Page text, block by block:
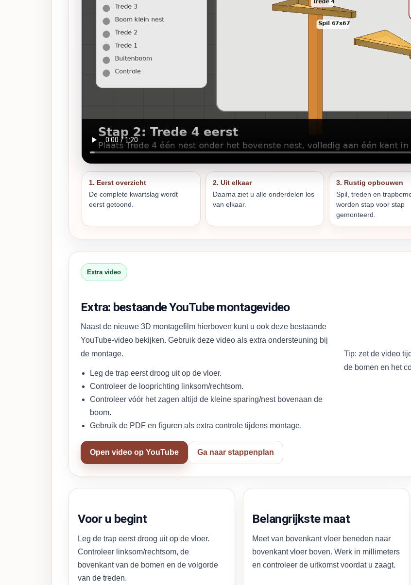
1. Eerst overzicht
De complete kwartslag wordt
eerst getoond.
2. Uit elkaar
Daarna ziet u alle onderdelen los
van elkaar.
3. Rustig opbouwen
Spil, treden en
worden stap voor stap
gemonteerd.
Extra video
Extra: bestaande YouTube montagevideo
Naast de nieuwe 3D montagefilm hierboven kunt u ook deze bestaande
YouTube-video bekijken. Gebruik deze video als extra ondersteuning bij
de montage.
Leg de trap eerst droog uit op de vloer.
Controleer de looprichting linksom/rechtsom.
Controleer vóór het zagen altijd de kleine sparing/nest bovenaan de
boom.
Gebruik de PDF en figuren als extra controle tijdens montage.
Open video op YouTube Ga naar stappenplan
Tip: zet de video
de bomen en het
Voor u begint
Leg de trap eerst droog uit op de vloer.
Controleer linksom/rechtsom, de
bovenkant van de bomen en de volgorde
van de treden.
Belangrijkste maat
Meet van bovenkant vloer beneden naar
bovenkant vloer boven. Werk in millimeters
en controleer de uitkomst voordat u zaagt.